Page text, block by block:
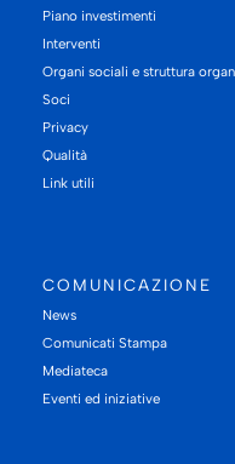
Piano investimenti
Interventi
Organi sociali e struttura
Soci
Privacy
Qualità
Link utili
COMUNICAZIONE
News
Comunicati Stampa
Mediateca
Eventi ed iniziative